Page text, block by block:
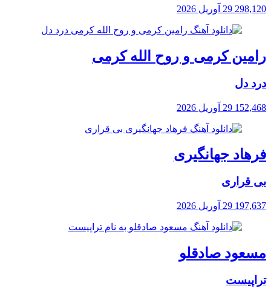
298,120 29 آوریل 2026
رامین کرمی و روح الله کرمی
درد دل
152,468 29 آوریل 2026
فرهاد جهانگیری
بی قراری
197,637 29 آوریل 2026
مسعود صادقلو
تراپیست